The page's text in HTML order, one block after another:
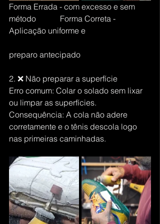
Forma Errada - com excesso e sem
método            Forma Correta -
Aplicação uniforme e
preparo antecipado
2. ❌ Não preparar a superfície
Erro comum: Colar o solado sem lixar
ou limpar as superfícies.
Consequência: A cola não adere
corretamente e o tênis descola logo
nas primeiras caminhadas.